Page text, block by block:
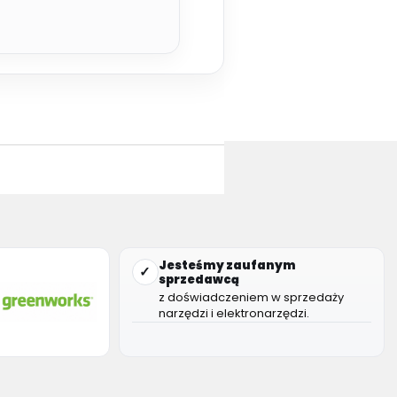
✓
Jesteśmy zaufanym
sprzedawcą
z doświadczeniem w sprzedaży
narzędzi i elektronarzędzi.